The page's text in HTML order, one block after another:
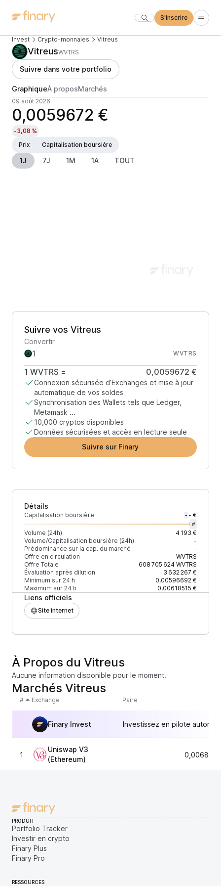
S'inscrire
Invest Crypto-monnaies Vitreus
VitreusWVTRS
Suivre dans votre portfolio
GraphiqueÀ proposMarchés
09 août 2026
0,0059672 €
-3,08 %
Prix
Capitalisation boursière
1J 7J 1M 1A TOUT
Suivre vos Vitreus
Convertir
WVTRS
1 WVTRS = 0,0059672 €
Connexion sécurisée d’Exchanges et mise à jour
automatique de vos soldes
Synchronisation des Wallets tels que Ledger,
Metamask ...
10,000 cryptos disponibles
Données sécurisées et accès en lecture seule
Suivre sur Finary
Détails
Capitalisation boursière - - €
#
Volume (24h)
4 193 €
Volume/Capitalisation boursière (24h)
-
Prédominance sur la cap. du marché
-
Offre en circulation
- WVTRS
Offre Totale
608 705 624WVTRS
Évaluation après dilution
3 632 267 €
Minimum sur 24 h
0,00596692 €
Maximum sur 24 h
0,00618515 €
Liens officiels
Site internet
À Propos du Vitreus
Aucune information disponible pour le moment.
Marchés Vitreus
# Exchange Paire
Finary Invest Investissez en pilote
1
Uniswap V3
(Ethereum)
PRODUIT
Portfolio Tracker
Investir en crypto
Finary Plus
Finary Pro
RESSOURCES